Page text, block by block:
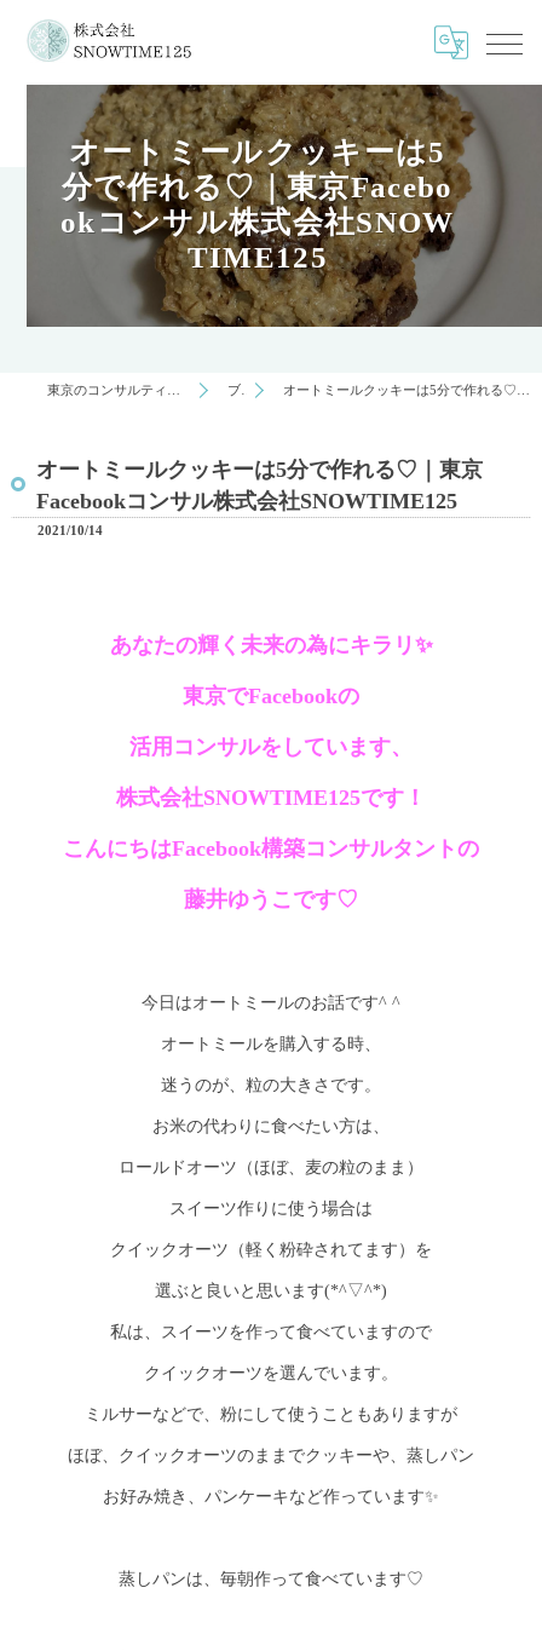
オートミールクッキーは5
分で作れる♡｜東京Facebo
okコンサル株式会社SNOW
TIME125
ブログ オートミールクッキーは5分で作れる♡｜東京Facebookコンサル株式会社SNOWTIME125
オートミールクッキーは5分で作れる♡｜東京
Facebookコンサル株式会社SNOWTIME125
2021/10/14
あなたの輝く未来の為にキラリ✨
東京でFacebookの
活用コンサルを しています、
株式会社SNOWTIME125です！
こんにちはFacebook構築コンサルタントの
藤井ゆうこです♡
今日はオートミールのお話です^ ^
オートミールを購入する時、
迷うのが、粒の大きさです。
お米の代わりに食べたい方は、
ロールドオーツ（ほぼ、麦の粒のまま）
スイーツ作りに使う場合は
クイックオーツ（軽く粉砕されてます）を
選ぶと良いと思います(*^▽^*)
私は、スイーツを作って食べていますので
クイックオーツを選んでいます。
ミルサーなどで、粉にして使うこともありますが
ほぼ、クイックオーツのままでクッキーや、蒸しパン
お好み焼き、パンケーキなど作っています✨
蒸しパンは、毎朝作って食べています♡